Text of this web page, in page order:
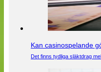
Kan casinospelande
Det finns tydliga släktdrag